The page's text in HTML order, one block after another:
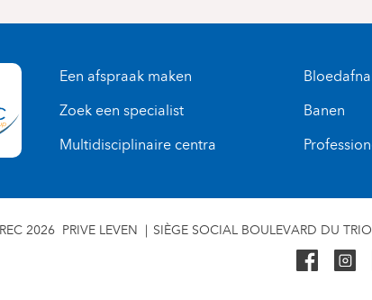
Een afspraak maken
Zoek een specialist
Multidisciplinaire centra
Banen
2026 PRIVE LEVEN SIÈGE SOCIAL BOULEVARD DU